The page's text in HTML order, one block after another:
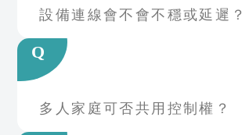
設備連線會不會不穩或延遲？
Q
多人家庭可否共用控制權？